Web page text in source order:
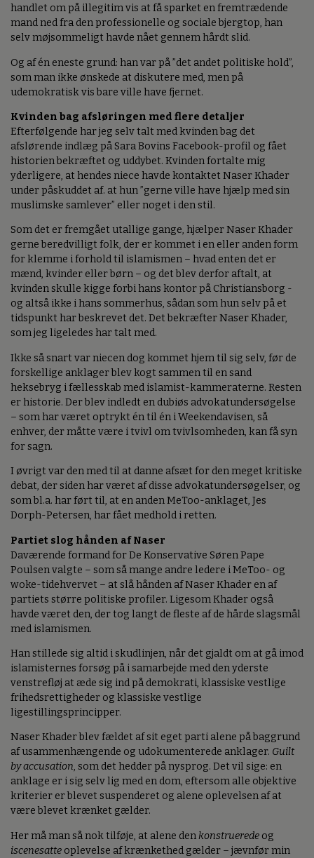
handlet om på illegitim vis at få sparket en fremtrædende
mand ned fra den professionelle og sociale bjergtop, han
selv møjsommeligt havde nået gennem hårdt slid.
Og af én eneste grund: han var på ”det andet politiske hold”,
som man ikke ønskede at diskutere med, men på
udemokratisk vis bare ville have fjernet.
Kvinden bag afsløringen med flere detaljer
Efterfølgende har jeg selv talt med kvinden bag det
afslørende indlæg på Sara Bovins Facebook-profil og fået
historien bekræftet og uddybet. Kvinden fortalte mig
yderligere, at hendes niece havde kontaktet Naser Khader
under påskuddet af. at hun ”gerne ville have hjælp med sin
muslimske samlever” eller noget i den stil.
Som det er fremgået utallige gange, hjælper Naser Khader
gerne beredvilligt folk, der er kommet i en eller anden form
for klemme i forhold til islamismen – hvad enten det er
mænd, kvinder eller børn – og det blev derfor aftalt, at
kvinden skulle kigge forbi hans kontor på Christiansborg -
og altså ikke i hans sommerhus, sådan som hun selv på et
tidspunkt har beskrevet det. Det bekræfter Naser Khader,
som jeg ligeledes har talt med.
Ikke så snart var niecen dog kommet hjem til sig selv, før de
forskellige anklager blev kogt sammen til en sand
heksebryg i fællesskab med islamist-kammeraterne. Resten
er historie. Der blev indledt en dubiøs advokatundersøgelse
– som har været optrykt én til én i Weekendavisen, så
enhver, der måtte være i tvivl om tvivlsomheden, kan få syn
for sagn.
I øvrigt var den med til at danne afsæt for den meget kritiske
debat, der siden har været af disse advokatundersøgelser, og
som bl.a. har ført til, at en anden MeToo-anklaget, Jes
Dorph-Petersen, har fået medhold i retten.
Partiet slog hånden af Naser
Daværende formand for De Konservative Søren Pape
Poulsen valgte – som så mange andre ledere i MeToo- og
woke-tidehvervet – at slå hånden af Naser Khader en af
partiets større politiske profiler. Ligesom Khader også
havde været den, der tog langt de fleste af de hårde slagsmål
med islamismen.
Han stillede sig altid i skudlinjen, når det gjaldt om at gå imod
islamisternes forsøg på i samarbejde med den yderste
venstrefløj at æde sig ind på demokrati, klassiske vestlige
frihedsrettigheder og klassiske vestlige
ligestillingsprincipper.
Naser Khader blev fældet af sit eget parti alene på baggrund
af usammenhængende og udokumenterede anklager. Guilt
by accusation, som det hedder på nysprog. Det vil sige: en
anklage er i sig selv lig med en dom, eftersom alle objektive
kriterier er blevet suspenderet og alene oplevelsen af at
være blevet krænket gælder.
Her må man så nok tilføje, at alene denkonstruerede og
iscenesatte oplevelse af krænkethed gælder – jævnfør min